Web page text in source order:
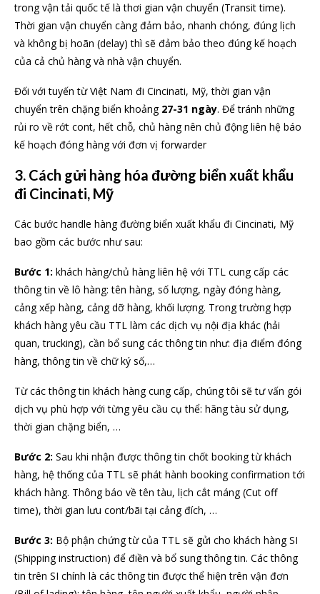
trong vận tải quốc tế là thơi gian vận chuyển (Transit time).
Thời gian vận chuyển càng đảm bảo, nhanh chóng, đúng lịch
và không bị hoãn (delay) thì sẽ đảm bảo theo đúng kế hoạch
của cả chủ hàng và nhà vận chuyển.
Đối với tuyến từ Việt Nam đi Cincinati, Mỹ, thời gian vận
chuyển trên chặng biển khoảng 27-31 ngày. Để tránh những
rủi ro về rớt cont, hết chỗ, chủ hàng nên chủ động liên hệ báo
kế hoạch đóng hàng với đơn vị forwarder
3. Cách gửi hàng hóa đường biển xuất khẩu
đi Cincinati, Mỹ
Các bước handle hàng đường biển xuất khẩu đi Cincinati, Mỹ
bao gồm các bước như sau:
Bước 1: khách hàng/chủ hàng liên hệ với TTL cung cấp các
thông tin về lô hàng: tên hàng, số lượng, ngày đóng hàng,
cảng xếp hàng, cảng dỡ hàng, khối lượng. Trong trường hợp
khách hàng yêu cầu TTL làm các dịch vụ nội địa khác (hải
quan, trucking), cần bổ sung các thông tin như: địa điểm đóng
hàng, thông tin về chữ ký số,…
Từ các thông tin khách hàng cung cấp, chúng tôi sẽ tư vấn gói
dịch vụ phù hợp với từng yêu cầu cụ thể: hãng tàu sử dụng,
thời gian chặng biển, …
Bước 2: Sau khi nhận được thông tin chốt booking từ khách
hàng, hệ thống của TTL sẽ phát hành booking confirmation tới
khách hàng. Thông báo về tên tàu, lịch cắt máng (Cut off
time), thời gian lưu cont/bãi tại cảng đích, …
Bước 3: Bộ phận chứng từ của TTL sẽ gửi cho khách hàng SI
(Shipping instruction) để điền và bổ sung thông tin. Các thông
tin trên SI chính là các thông tin được thể hiện trên vận đơn